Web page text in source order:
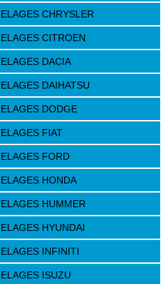
CHRYSLER
CITROEN
DACIA
DAIHATSU
DODGE
FIAT
FORD
HONDA
HUMMER
HYUNDAI
INFINITI
ISUZU